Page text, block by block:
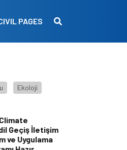
PAGES
Ekoloji
Geçiş İletişim
ve Uygulama